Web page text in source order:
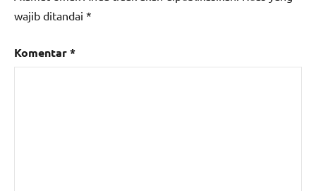
wajib ditandai *
Komentar*